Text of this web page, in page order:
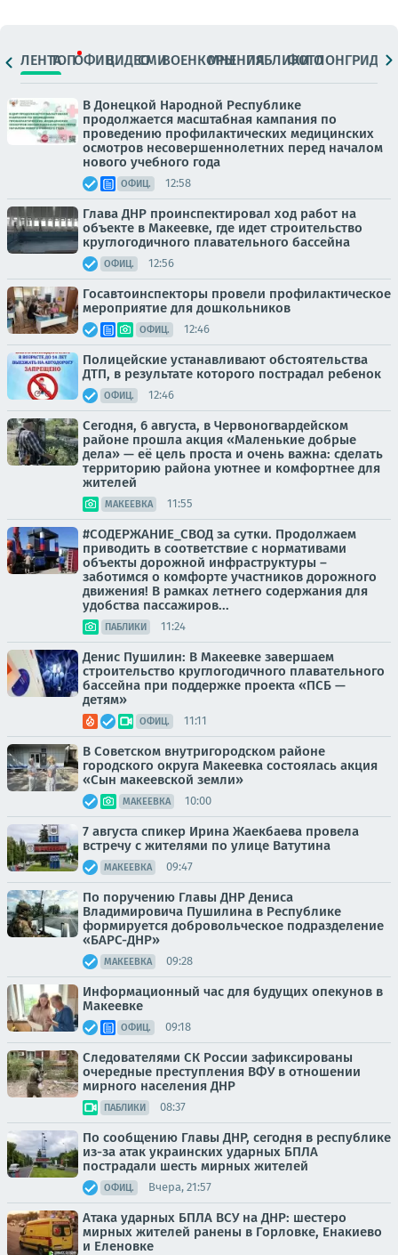
ЛЕНТАТОПОФИЦ.ВИДЕОСМИВОЕНКОРЫМНЕНИЯПАБЛИКИ
ФОТОЛОНГРИДЫ
В Донецкой Народной Республике
продолжается масштабная кампания по
проведению профилактических медицинских
осмотров несовершеннолетних перед началом
нового учебного года
ОФИЦ. 12:58
Глава ДНР проинспектировал ход работ на
объекте в Макеевке, где идет строительство
круглогодичного плавательного бассейна
ОФИЦ. 12:56
Госавтоинспекторы провели профилактическое
мероприятие для дошкольников
ОФИЦ. 12:46
Полицейские устанавливают обстоятельства
ДТП, в результате которого пострадал ребенок
ОФИЦ. 12:46
Сегодня, 6 августа, в Червоногвардейском
районе прошла акция «Маленькие добрые
дела» — её цель проста и очень важна: сделать
территорию района уютнее и комфортнее для
жителей
МАКЕЕВКА 11:55
#СОДЕРЖАНИЕ_СВОД за сутки. Продолжаем
приводить в соответствие с нормативами
объекты дорожной инфраструктуры –
заботимся о комфорте участников дорожного
движения! В рамках летнего содержания для
удобства пассажиров...
ПАБЛИКИ 11:24
Денис Пушилин: В Макеевке завершаем
строительство круглогодичного плавательного
бассейна при поддержке проекта «ПСБ —
детям»
ОФИЦ. 11:11
В Советском внутригородском районе
городского округа Макеевка состоялась акция
«Сын макеевской земли»
МАКЕЕВКА 10:00
7 августа спикер Ирина Жаекбаева провела
встречу с жителями по улице Ватутина
МАКЕЕВКА 09:47
По поручению Главы ДНР Дениса
Владимировича Пушилина в Республике
формируется добровольческое подразделение
«БАРС-ДНР»
МАКЕЕВКА 09:28
Информационный час для будущих опекунов в
Макеевке
ОФИЦ. 09:18
Следователями СК России зафиксированы
очередные преступления ВФУ в отношении
мирного населения ДНР
ПАБЛИКИ 08:37
По сообщению Главы ДНР, сегодня в республике
из-за атак украинских ударных БПЛА
пострадали шесть мирных жителей
ОФИЦ. Вчера, 21:57
Атака ударных БПЛА ВСУ на ДНР: шестеро
мирных жителей ранены в Горловке, Енакиево
и Еленовке